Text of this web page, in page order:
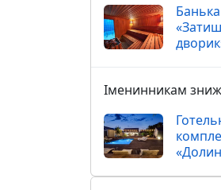
Банька
Іменинникам